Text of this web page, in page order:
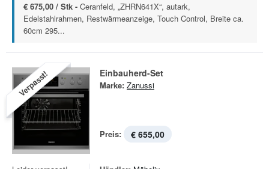
€ 675,00 / Stk - Ceranfeld, „ZHRN641X“, autark,
Edelstahlrahmen, Restwärmeanzeige, Touch Control, Breite ca.
60cm 295...
Verpasst! Einbauherd-Set
Marke: Zanussi
Preis: € 655,00